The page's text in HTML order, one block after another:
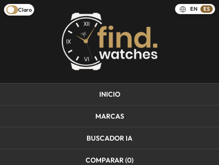
Claro EN ES
INICIO
MARCAS
BUSCADOR IA
COMPARAR (0)